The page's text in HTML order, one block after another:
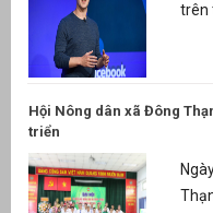
trên
Hội Nông dân xã Đông
triển